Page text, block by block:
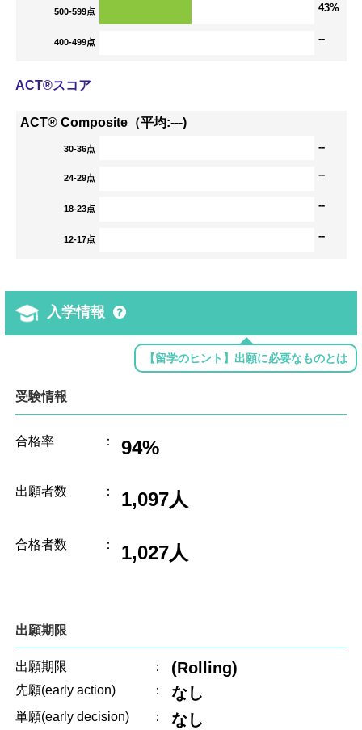
500-599点 43%
400-499点 --
ACT®スコア
ACT® Composite（平均:---)
30-36点 --
24-29点 --
18-23点 --
12-17点 --
入学情報
【留学のヒント】出願に必要なものとは
受験情報
合格率 ： 94%
出願者数 ： 1,097人
合格者数 ： 1,027人
出願期限
出願期限 ： (Rolling)
先願(early action) ： なし
単願(early decision) ： なし